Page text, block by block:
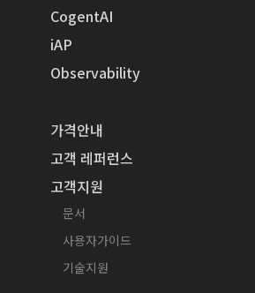
CogentAI
iAP
Observability
가격안내
고객 레퍼런스
고객지원
문서
사용자가이드
기술지원